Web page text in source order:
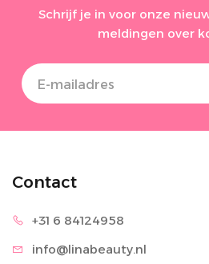
Schrijf je in voor onze
meldingen over
Contact
+31 6 84124958
info@linabeauty.nl